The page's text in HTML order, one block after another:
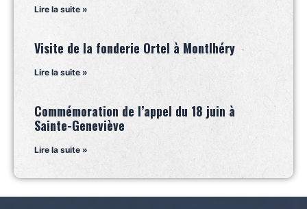
Lire la suite »
Visite de la fonderie Ortel à Montlhéry
Lire la suite »
Commémoration de l’appel du 18 juin à
Sainte-Geneviève
Lire la suite »